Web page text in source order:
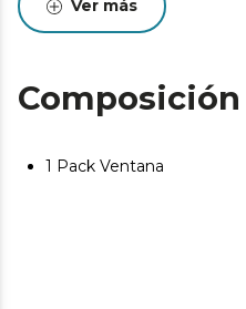
Ver más
Composición
1 Pack Ventana